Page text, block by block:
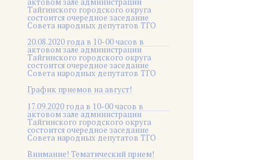
Тайгинского городского округа
состоится очередное заседание
Совета народных депутатов ТГО
20.08.2020 года в 10-00 часов в
актовом зале администрации
Тайгинского городского округа
состоится очередное заседание
Совета народных депутатов ТГО
График приемов на август!
17.09.2020 года в 10-00 часов в
актовом зале администрации
Тайгинского городского округа
состоится очередное заседание
Совета народных депутатов ТГО
Внимание! Тематический прием!